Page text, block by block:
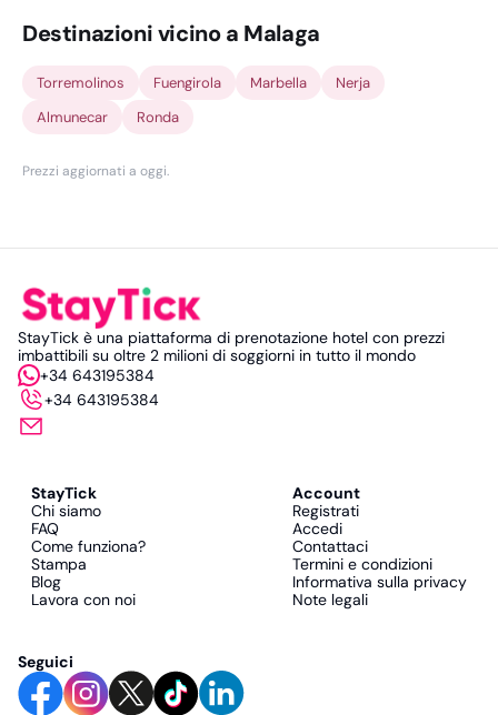
Destinazioni vicino a Malaga
Torremolinos Fuengirola Marbella
Nerja
Almunecar
Ronda
Prezzi aggiornati a oggi.
StayTick è una piattaforma di prenotazione hotel con prezzi
imbattibili su oltre 2 milioni di soggiorni in tutto il mondo
+34 643195384
+34 643195384
StayTick
Chi siamo
FAQ
Come funziona?
Stampa
Blog
Lavora con noi
Account
Registrati
Accedi
Contattaci
Termini e condizioni
Informativa sulla privacy
Note legali
Seguici